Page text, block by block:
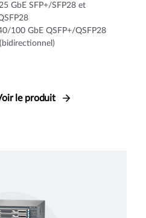
GbE SFP+/SFP28 et
100 GbE QSFP+/QSFP28
le produit